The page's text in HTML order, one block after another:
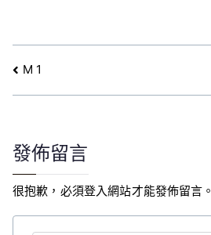
文
章
覽
M 1
發佈留言
很抱歉，必須登入網站才能發佈留言。